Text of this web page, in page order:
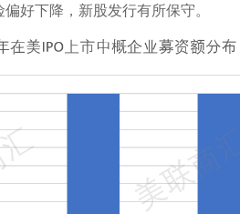
好下降，新股发行有所保守。